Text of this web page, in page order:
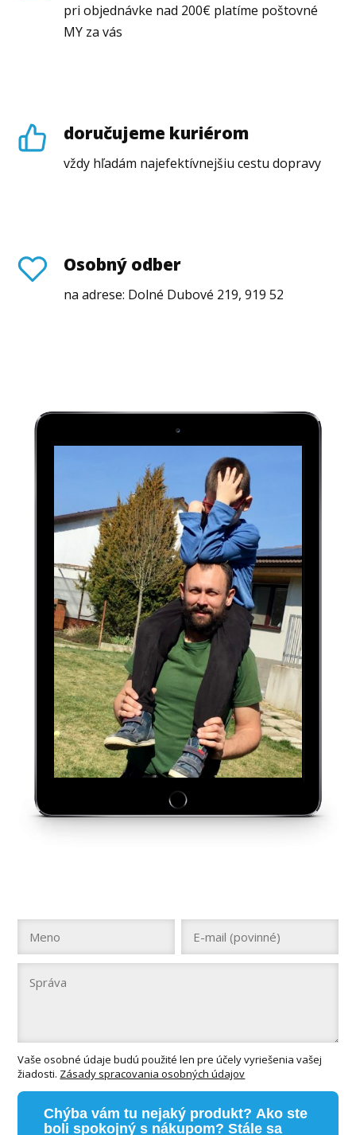
pri objednávke nad 200€ platíme poštovné
MY za vás
doručujeme kuriérom
vždy hľadám najefektívnejšiu cestu dopravy
Osobný odber
na adrese: Dolné Dubové 219, 919 52
Vaše osobné údaje budú použité len pre účely vyriešenia vašej
žiadosti. Zásady spracovania osobných údajov
Chýba vám tu nejaký produkt? Ako ste
boli spokojný s nákupom? Stále sa